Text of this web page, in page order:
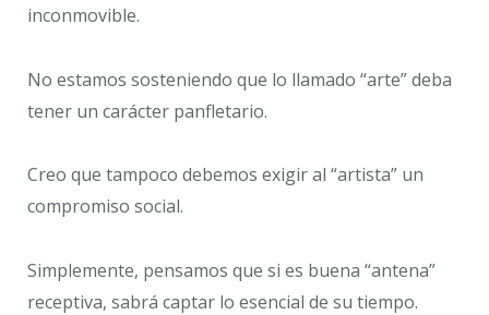
inconmovible.
No estamos sosteniendo que lo llamado “arte” deba
tener un carácter panfletario.
Creo que tampoco debemos exigir al “artista” un
compromiso social.
Simplemente, pensamos que si es buena “antena”
receptiva, sabrá captar lo esencial de su tiempo.